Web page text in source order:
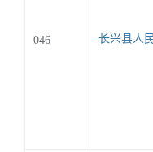
046 长兴县人